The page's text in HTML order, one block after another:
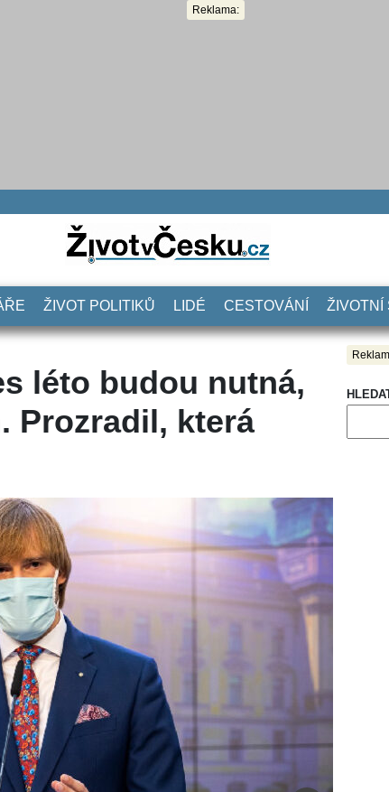
Reklama:
ŽIVOT POLITIKŮ LIDÉ CESTOVÁNÍ ŽIVOTNÍ
léto budou nutná,
Prozradil, která